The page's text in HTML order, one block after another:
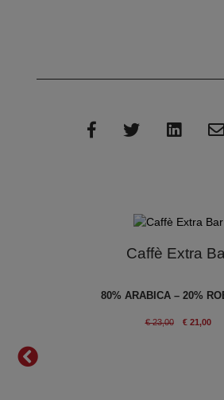
Caffè Extra
80% ARABICA – 20%
€ 23,00 € 21,00